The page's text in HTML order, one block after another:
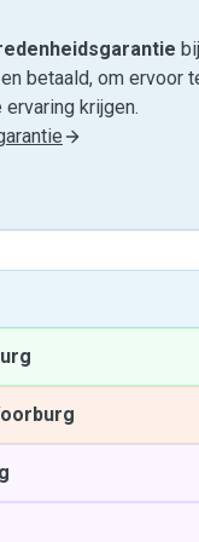
betaald, om ervoor
krijgen.